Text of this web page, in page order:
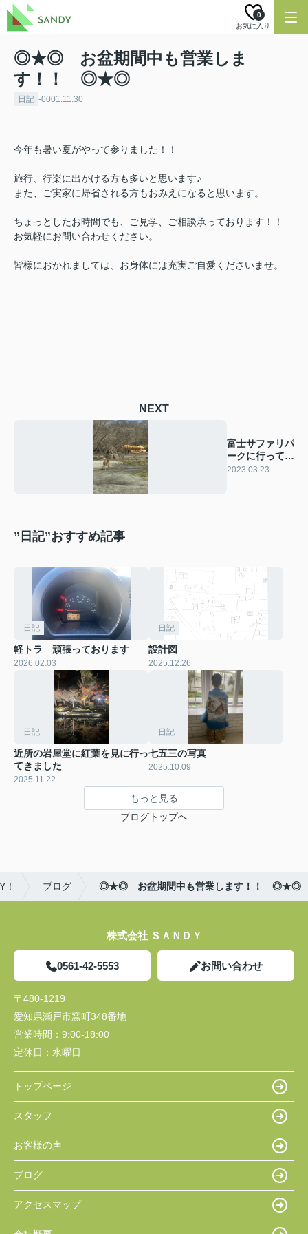
お気に入り
0
◎★◎ お盆期間中も営業しま
す！！ ◎★◎
日記 -0001.11.30
今年も暑い夏がやって参りました！！
旅行、行楽に出かける方も多いと思います♪
また、ご実家に帰省される方もおみえになると思います。
ちょっとしたお時間でも、ご見学、ご相談承っております！！
お気軽にお問い合わせください。
皆様におかれましては、お身体には充実ご自愛くださいませ。
NEXT
富士サファリパ
ークに行ってき
ました
2023.03.23
”日記”おすすめ記事
日記
軽トラ 頑張っております
2026.02.03
日記
設計図
2025.12.26
日記
近所の岩屋堂に紅葉を見に行っ
てきました
2025.11.22
日記
七五三の写真
2025.10.09
もっと見る
ブログトップへ
ブログ ◎★◎ お盆期間中も営業します！！ ◎★◎
株式会社 ＳＡＮＤＹ
0561-42-5553 お問い合わせ
〒480-1219
愛知県瀬戸市窯町348番地
営業時間： 9:00-18:00
定休日： 水曜日
トップページ
スタッフ
お客様の声
ブログ
アクセスマップ